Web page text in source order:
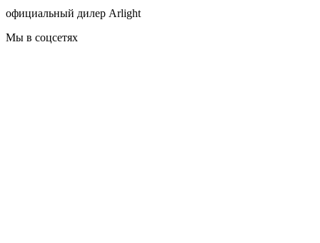
официальный дилер Arlight
Мы в соцсетях